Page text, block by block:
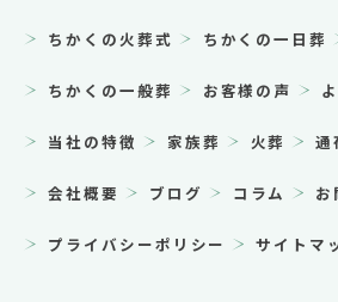
ちかくの火葬式 ちかくの一日葬
ちかくの一般葬 お客様の声
当社の特徴 家族葬 火葬 通
会社概要 ブログ コラム お
プライバシーポリシー サイトマ